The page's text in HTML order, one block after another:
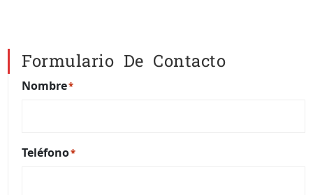
Formulario De Contacto
Nombre*
Teléfono*